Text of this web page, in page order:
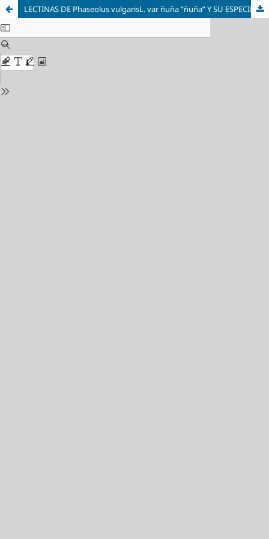
LECTINAS DE Phaseolus vulgarisL. var ñuña “ñuña” Y SU ESPECIFICIDAD HEMOAGLUTINANTE FRENTE A GRUPOS SANGUÍNEOS ABO Y LEVADURAS